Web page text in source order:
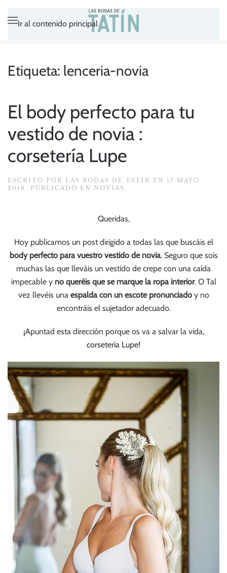
Ir al contenido principal
Etiqueta: lenceria-novia
El body perfecto para tu
vestido de novia :
corsetería Lupe
ESCRITO POR LAS BODAS DE TATÍN EN 17 MAYO
2018 . PUBLICADO EN NOVIAS .
Queridas,
Hoy publicamos un post dirigido a todas las que buscáis el
body perfecto para vuestro vestido de novia. Seguro que sois
muchas las que lleváis un vestido de crepe con una caída
impecable y no queréis que se marque la ropa interior. O Tal
vez llevéis unaespalda con un escote pronunciadoy no
encontráis el sujetador adecuado.
¡Apuntad esta dirección porque os va a salvar la vida,
corsetería Lupe!